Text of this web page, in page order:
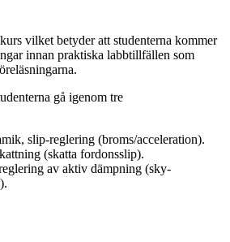
vilket betyder att studenterna kommer
innan praktiska labbtillfällen som
gå igenom tre
slip-reglering (broms/acceleration).
(skatta fordonsslip).
av aktiv dämpning (sky-